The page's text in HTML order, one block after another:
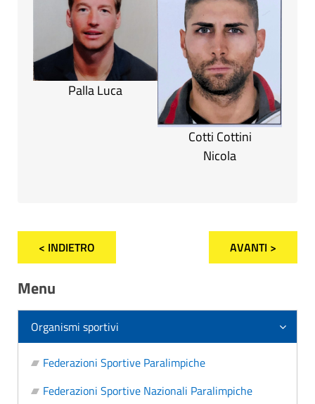
Palla Luca
Cotti Cottini
Nicola
< INDIETRO AVANTI >
Menu
Organismi sportivi
Federazioni Sportive Paralimpiche
Federazioni Sportive Nazionali Paralimpiche